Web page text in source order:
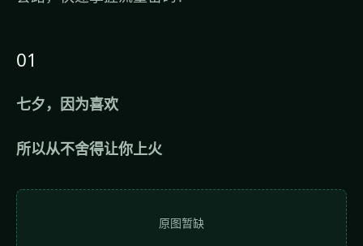
01
七夕，因为喜欢
所以从不舍得让你上火
原图暂缺